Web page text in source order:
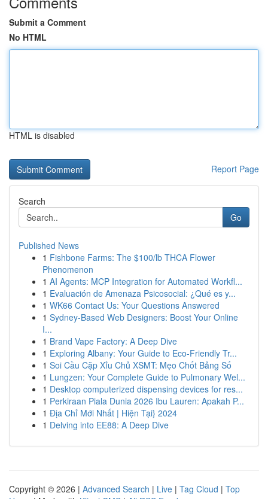
Submit a Comment
No HTML
HTML is disabled
Report Page
Search
Go
Published News
1 Fishbone Farms: The $100/lb THCA Flower
Phenomenon
1 AI Agents: MCP Integration for Automated Workfl...
1 Evaluación de Amenaza Psicosocial: ¿Qué es y...
1 WK66 Contact Us: Your Questions Answered
1 Sydney-Based Web Designers: Boost Your Online
I...
1 Brand Vape Factory: A Deep Dive
1 Exploring Albany: Your Guide to Eco-Friendly Tr...
1 Soi Cầu Cặp Xỉu Chủ XSMT: Mẹo Chốt Bảng Số
1 Lungzen: Your Complete Guide to Pulmonary Wel...
1 Desktop computerized dispensing devices for res...
1 Perkiraan Piala Dunia 2026 Ibu Lauren: Apakah P...
1 Địa Chỉ Mới Nhất | Hiện Tại} 2024
1 Delving into EE88: A Deep Dive
Copyright © 2026 | Advanced Search | Live | Tag Cloud | Top